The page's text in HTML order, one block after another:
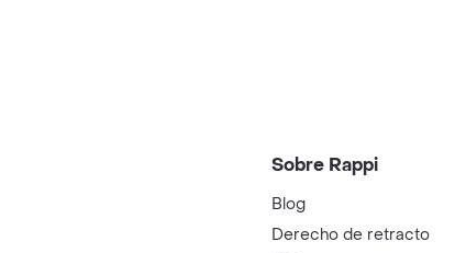
Sobre Rappi
Blog
Derecho de retracto